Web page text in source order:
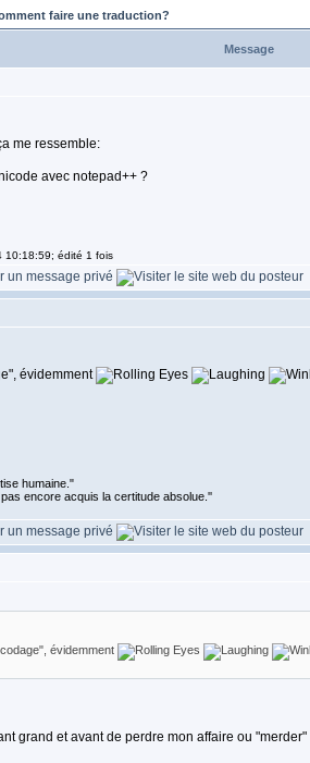
faire une traduction?
Message
me ressemble:
avec notepad++ ?
10:18:59; édité 1 fois
évidemment
humaine."
encore acquis la certitude absolue.''
évidemment
grand et avant de perdre mon affaire ou "merder"